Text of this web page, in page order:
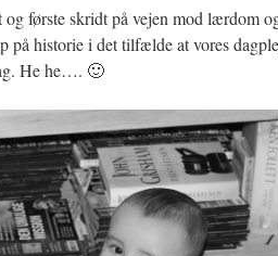
første skridt på vejen mod lærdom
på historie i det tilfælde at vores
He he…. 🙂